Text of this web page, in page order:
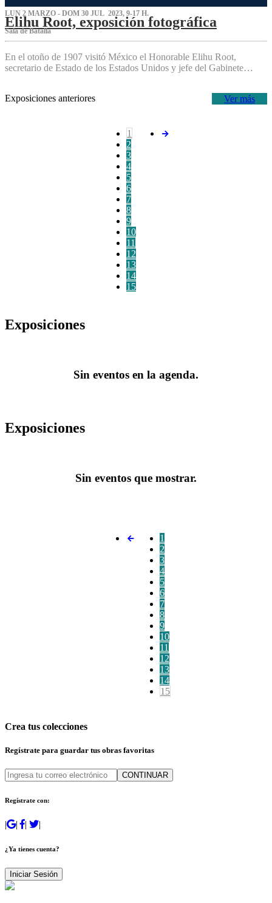
LUN 2 MARZO - DOM 30 JUL 2023, 9-17 H.
Elihu Root, exposición fotográfica
Sala de Batalla
En el otoño de 1907 visitó México el Honorable Elihu Root,
secretario de Estado de los Estados Unidos y jefe del Gabinete…
Ver más
Exposiciones anteriores
1
2
3
4
5
6
7
8
9
10
11
12
13
14
15
Exposiciones
Sin eventos en la agenda.
Exposiciones
Sin eventos que mostrar.
1
2
3
4
5
6
7
8
9
10
11
12
13
14
15
Crea tus colecciones
Regístrate para guardar tus obras favoritas
CONTINUAR
Regístrate con:
| | | |
¿Ya tienes cuenta?
Iniciar Sesión